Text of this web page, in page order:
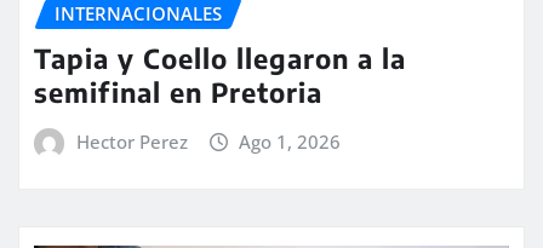
INTERNACIONALES
Tapia y Coello llegaron a la
semifinal en Pretoria
Hector Perez Ago 1, 2026